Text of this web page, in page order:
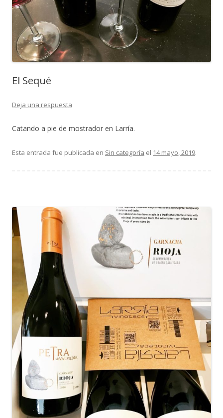
El Sequé
Deja una respuesta
Catando a pie de mostrador en Larría.
Esta entrada fue publicada en Sin categoría el 14 mayo, 2019.